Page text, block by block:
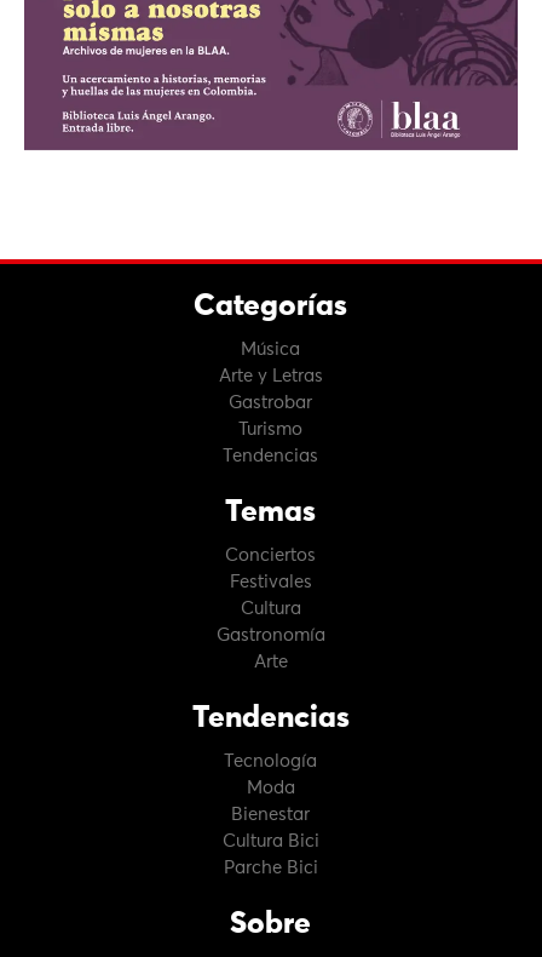
Categorías
Música
Arte y Letras
Gastrobar
Turismo
Tendencias
Temas
Conciertos
Festivales
Cultura
Gastronomía
Arte
Tendencias
Tecnología
Moda
Bienestar
Cultura Bici
Parche Bici
Sobre